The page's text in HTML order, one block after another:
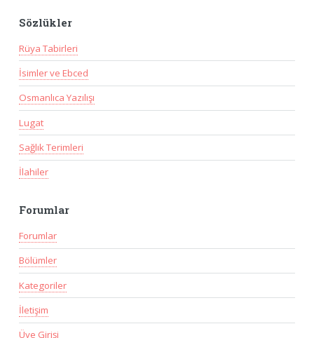
Sözlükler
Rüya Tabirleri
İsimler ve Ebced
Osmanlıca Yazılışı
Lugat
Sağlık Terimleri
İlahiler
Forumlar
Forumlar
Bölümler
Kategoriler
İletişim
Üye Girişi